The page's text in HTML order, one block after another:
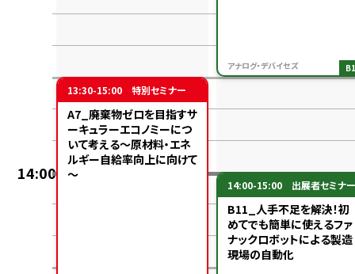
14:00
アナログ・デバイセズ
13:30-15:00 特別セミナー
A7_廃棄物ゼロを目指すサ
ーキュラーエコノミーにつ
いて考える～原材料・エネ
ルギー自給率向上に向けて
～
14:00-15:00 出展者セミナー
B11_人手不足を解決！初
めてでも簡単に使えるファ
ナックロボットによる製造
現場の自動化